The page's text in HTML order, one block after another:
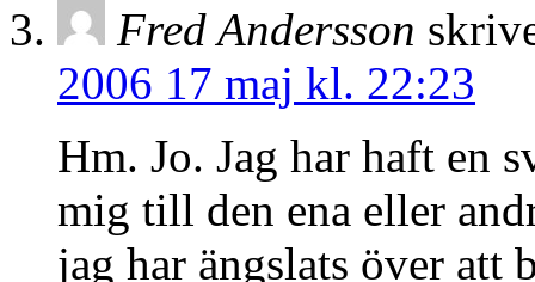
Fred Andersson
2006 17 maj kl. 22:23
Hm. Jo. Jag har haft en
mig till den ena eller
jag har ängslats över att